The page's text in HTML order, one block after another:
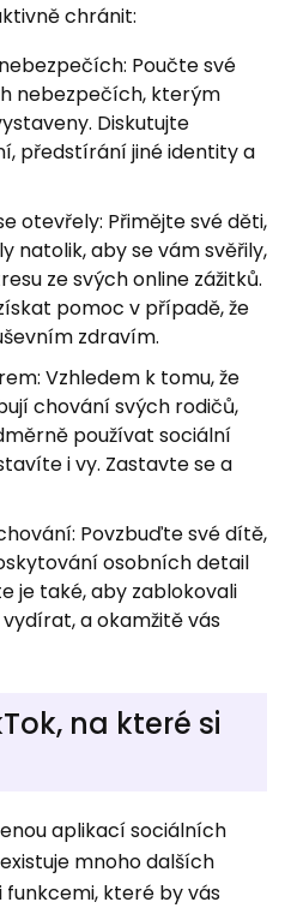
chránit:
Poučte své
nebezpečích, kterým
Diskutujte
předstírání jiné identity a
otevřely: Přimějte své děti,
natolik, aby se vám svěřily,
ze svých online zážitků.
pomoc v případě, že
zdravím.
Vzhledem k tomu, že
chování svých rodičů,
používat sociální
i vy. Zastavte se a
Povzbuďte své dítě,
osobních detail
je také, aby zablokovali
vydírat, a okamžitě vás
na které si
aplikací sociálních
mnoho dalších
které by vás